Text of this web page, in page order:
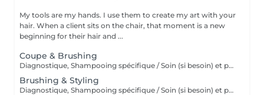
My tools are my hands. I use them to create my art with your
hair. When a client sits on the chair, that moment is a new
beginning for their hair and ...
Coupe & Brushing
Diagnostique, Shampooing spécifique / Soin (si besoin) et produits de coiffage inclus.
Brushing & Styling
Diagnostique, Shampooing spécifique / Soin (si besoin) et produits de coiffage inclus.